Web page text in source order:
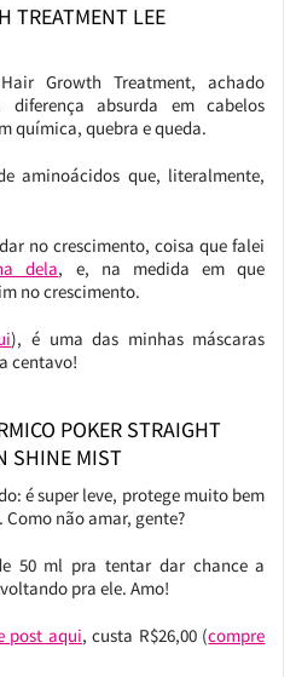
TREATMENT LEE
Growth Treatment, achado
absurda em cabelos
química, quebra e queda.
aminoácidos que, literalmente,
no crescimento, coisa que falei
dela, e, na medida em que
no crescimento.
), é uma das minhas máscaras
centavo!
POKER STRAIGHT
SHINE MIST
é super leve, protege muito bem
não amar, gente?
50 ml pra tentar dar chance a
pra ele. Amo!
post aqui, custa R$26,00 (compre